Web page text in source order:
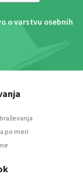
o varstvu osebnih
po meri